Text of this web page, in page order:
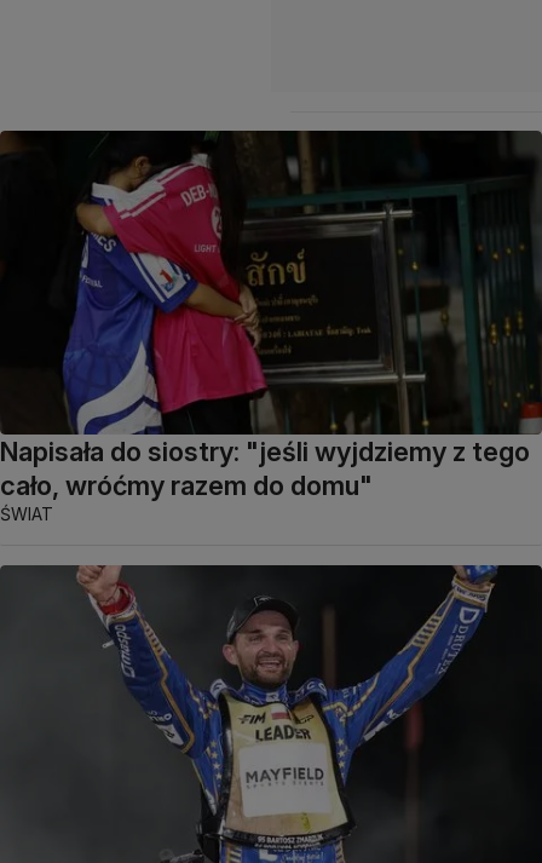
Napisała do siostry: "jeśli wyjdziemy z tego
cało, wróćmy razem do domu"
ŚWIAT